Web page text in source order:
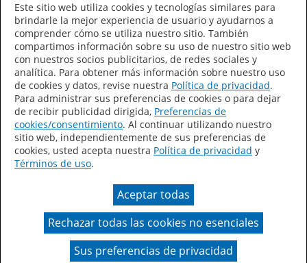
Declaración de accesibilidad
Mapa del sitio
Términos de uso
Privacidad
Sus preferencias de privacidad
Ley de Cadenas de Suministro de California
Un color real puede variar en comparación con la
presentación en pantalla.
Este sitio web utiliza cookies y tecnologías similares para
brindarle la mejor experiencia de usuario y ayudarnos a
comprender cómo se utiliza nuestro sitio. También
compartimos información sobre su uso de nuestro sitio web
con nuestros socios publicitarios, de redes sociales y
analítica. Para obtener más información sobre nuestro uso
de cookies y datos, revise nuestra Política de privacidad.
Para administrar sus preferencias de cookies o para dejar
de recibir publicidad dirigida, Preferencias de
cookies/consentimiento. Al continuar utilizando nuestro
sitio web, independientemente de sus preferencias de
cookies, usted acepta nuestra Política de privacidad y
Términos de uso.
Aceptar todas
Rechazar todas las cookies no esenciales
Sus preferencias de privacidad